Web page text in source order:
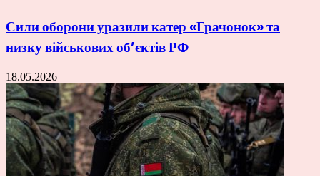
Сили оборони уразили катер «Грачонок» та
низку військових об’єктів РФ
18.05.2026